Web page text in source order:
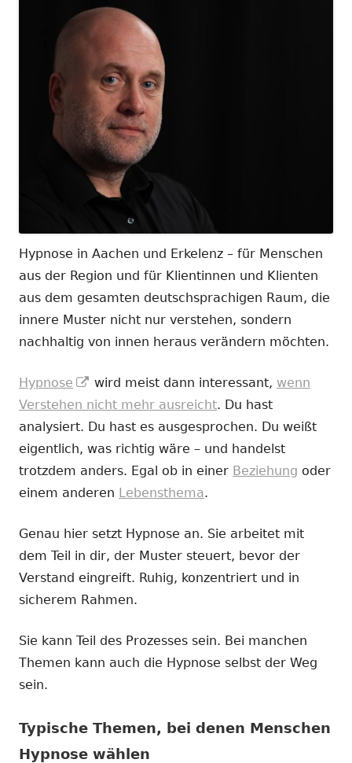
Hypnose in Aachen und Erkelenz – für Menschen
aus der Region und für Klientinnen und Klienten
aus dem gesamten deutschsprachigen Raum, die
innere Muster nicht nur verstehen, sondern
nachhaltig von innen heraus verändern möchten.
Hypnose
In
neuem
Fenster
öffnen
wird meist dann interessant, wenn
Verstehen nicht mehr ausreicht. Du hast
analysiert. Du hast es ausgesprochen. Du weißt
eigentlich, was richtig wäre – und handelst
trotzdem anders. Egal ob in einer Beziehung oder
einem anderen Lebensthema.
Genau hier setzt Hypnose an. Sie arbeitet mit
dem Teil in dir, der Muster steuert, bevor der
Verstand eingreift. Ruhig, konzentriert und in
sicherem Rahmen.
Sie kann Teil des Prozesses sein. Bei manchen
Themen kann auch die Hypnose selbst der Weg
sein.
Typische Themen, bei denen Menschen
Hypnose wählen